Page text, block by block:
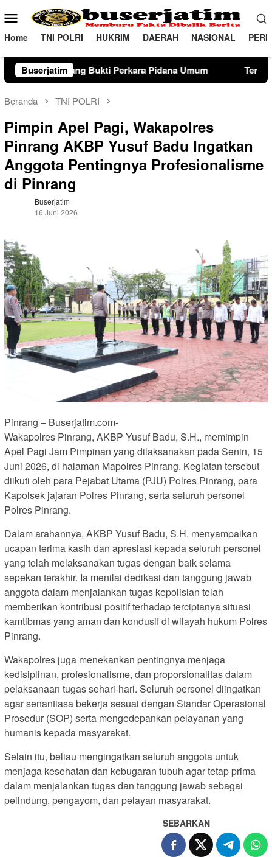
ke
konten
Menu
Mobile
Home TNI POLRI HUKRIM DAERAH NASIONAL
Buserjatim
Pidana Umum Terimakasih telah melaksanakan
Beranda TNI POLRI
Pimpin Apel Pagi, Wakapolres
Pinrang AKBP Yusuf Badu Ingatkan
Anggota Pentingnya Profesionalisme
di Pinrang
Buserjatim
16 Juni 2026
Pinrang – Buserjatim.com-
Wakapolres Pinrang, AKBP Yusuf Badu, S.H., memimpin
Apel Pagi Jam Pimpinan yang dilaksanakan pada Senin, 15
Juni 2026, di halaman Mapolres Pinrang. Kegiatan tersebut
diikuti oleh para Pejabat Utama (PJU) Polres Pinrang, para
Kapolsek jajaran Polres Pinrang, serta seluruh personel
Polres Pinrang.
Dalam arahannya, AKBP Yusuf Badu, S.H. menyampaikan
ucapan terima kasih dan apresiasi kepada seluruh personel
yang telah melaksanakan tugas dengan baik selama
sepekan terakhir. Ia menilai dedikasi dan tanggung jawab
anggota dalam menjalankan tugas kepolisian telah
memberikan kontribusi positif terhadap terciptanya situasi
kamtibmas yang aman dan kondusif di wilayah hukum Polres
Pinrang.
Wakapolres juga menekankan pentingnya menjaga
kedisiplinan, profesionalisme, dan proporsionalitas dalam
pelaksanaan tugas sehari-hari. Seluruh personel diingatkan
agar senantiasa bekerja sesuai dengan Standar Operasional
Prosedur (SOP) serta mengedepankan pelayanan yang
humanis kepada masyarakat.
Selain itu, beliau mengingatkan seluruh anggota untuk
menjaga kesehatan dan kebugaran tubuh agar tetap prima
dalam menjalankan tugas dan tanggung jawab sebagai
pelindung, pengayom, dan pelayan masyarakat.
SEBARKAN